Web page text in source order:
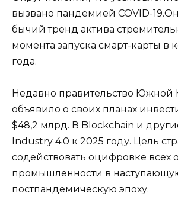
вызвано пандемией COVID-
бычий тренд актива
момента запуска смарт-карты в
года.
Недавно правительство Южной
объявило о своих планах
$48,2 млрд. В Blockchain и
Industry 4.0 к 2025 году. Цель
содействовать оцифровке всех
промышленности в
постпандемическую эпоху.